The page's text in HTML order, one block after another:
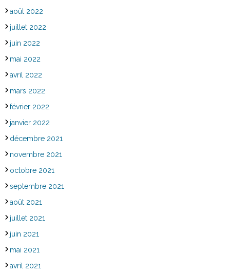
août 2022
juillet 2022
juin 2022
mai 2022
avril 2022
mars 2022
février 2022
janvier 2022
décembre 2021
novembre 2021
octobre 2021
septembre 2021
août 2021
juillet 2021
juin 2021
mai 2021
avril 2021